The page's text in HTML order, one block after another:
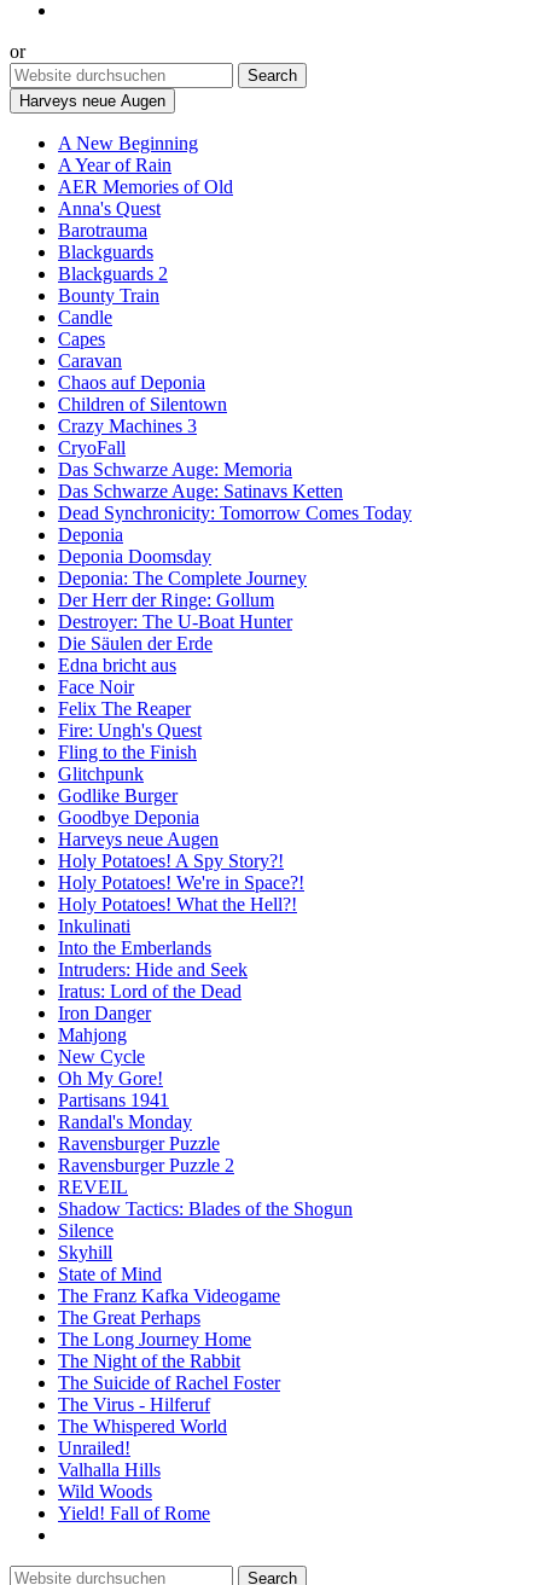
or
Harveys neue Augen
A New Beginning
A Year of Rain
AER Memories of Old
Anna's Quest
Barotrauma
Blackguards
Blackguards 2
Bounty Train
Candle
Capes
Caravan
Chaos auf Deponia
Children of Silentown
Crazy Machines 3
CryoFall
Das Schwarze Auge: Memoria
Das Schwarze Auge: Satinavs Ketten
Dead Synchronicity: Tomorrow Comes Today
Deponia
Deponia Doomsday
Deponia: The Complete Journey
Der Herr der Ringe: Gollum
Destroyer: The U-Boat Hunter
Die Säulen der Erde
Edna bricht aus
Face Noir
Felix The Reaper
Fire: Ungh's Quest
Fling to the Finish
Glitchpunk
Godlike Burger
Goodbye Deponia
Harveys neue Augen
Holy Potatoes! A Spy Story?!
Holy Potatoes! We're in Space?!
Holy Potatoes! What the Hell?!
Inkulinati
Into the Emberlands
Intruders: Hide and Seek
Iratus: Lord of the Dead
Iron Danger
Mahjong
New Cycle
Oh My Gore!
Partisans 1941
Randal's Monday
Ravensburger Puzzle
Ravensburger Puzzle 2
REVEIL
Shadow Tactics: Blades of the Shogun
Silence
Skyhill
State of Mind
The Franz Kafka Videogame
The Great Perhaps
The Long Journey Home
The Night of the Rabbit
The Suicide of Rachel Foster
The Virus - Hilferuf
The Whispered World
Unrailed!
Valhalla Hills
Wild Woods
Yield! Fall of Rome